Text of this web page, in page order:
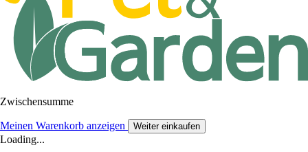
Zwischensumme
Meinen Warenkorb anzeigen Weiter einkaufen
Loading...